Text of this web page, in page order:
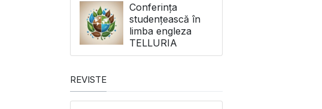
Conferința
studențească în
limba engleza
TELLURIA
REVISTE